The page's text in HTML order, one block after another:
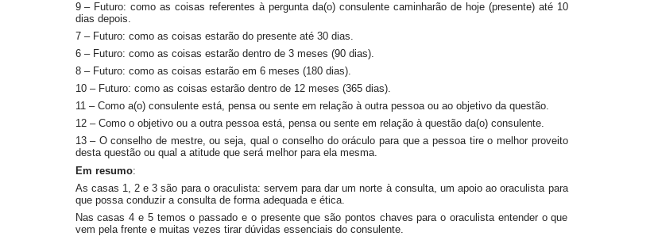
9 – Futuro: como as coisas referentes à pergunta da(o) consulente caminharão de hoje (presente) até 10
dias depois.
7 – Futuro: como as coisas estarão do presente até 30 dias.
6 – Futuro: como as coisas estarão dentro de 3 meses (90 dias).
8 – Futuro: como as coisas estarão em 6 meses (180 dias).
10 – Futuro: como as coisas estarão dentro de 12 meses (365 dias).
11 – Como a(o) consulente está, pensa ou sente em relação à outra pessoa ou ao objetivo da questão.
12 – Como o objetivo ou a outra pessoa está, pensa ou sente em relação à questão da(o) consulente.
13 – O conselho de mestre, ou seja, qual o conselho do oráculo para que a pessoa tire o melhor proveito
desta questão ou qual a atitude que será melhor para ela mesma.
Em resumo:
As casas 1, 2 e 3 são para o oraculista: servem para dar um norte à consulta, um apoio ao oraculista para
que possa conduzir a consulta de forma adequada e ética.
Nas casas 4 e 5 temos o passado e o presente que são pontos chaves para o oraculista entender o que
vem pela frente e muitas vezes tirar dúvidas essenciais do consulente.